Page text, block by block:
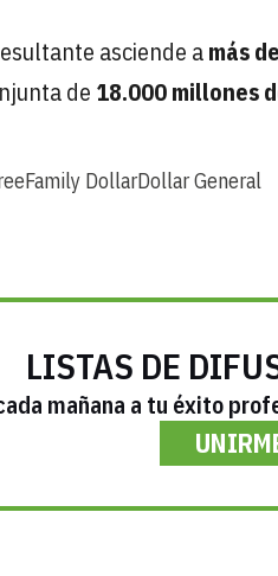
asciende amás
de 18.000 millones
Family DollarDollar General
LISTAS DE
mañana a tu éxito